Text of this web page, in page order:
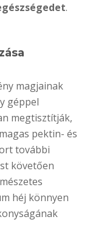
.
magjainak
géppel
megtisztítják,
pektin- és
további
követően
héj könnyen